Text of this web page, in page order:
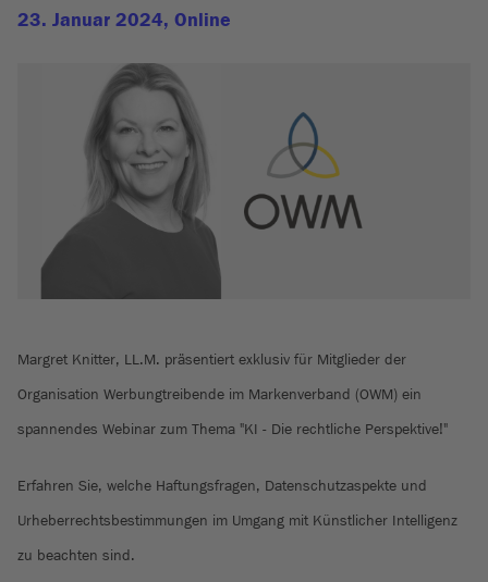
23. Januar 2024, Online
Margret Knitter, LL.M. präsentiert exklusiv für Mitglieder der
Organisation Werbungtreibende im Markenverband (OWM) ein
spannendes Webinar zum Thema "KI - Die rechtliche Perspektive!"
Erfahren Sie, welche Haftungsfragen, Datenschutzaspekte und
Urheberrechtsbestimmungen im Umgang mit Künstlicher Intelligenz
zu beachten sind.